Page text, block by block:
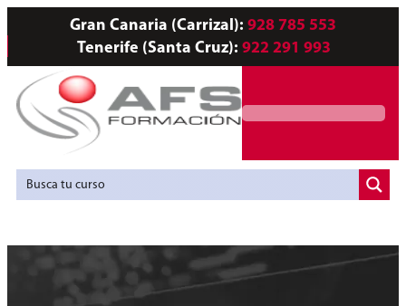
Gran Canaria (Carrizal): 928 785 553
Tenerife (Santa Cruz): 922 291 993